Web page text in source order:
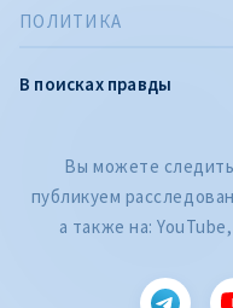
ПОЛИТИКА
В поисках правды
Вы можете
публикуем
а также на: